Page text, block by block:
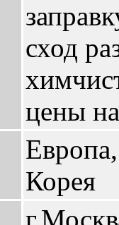
сход
цены
Корея